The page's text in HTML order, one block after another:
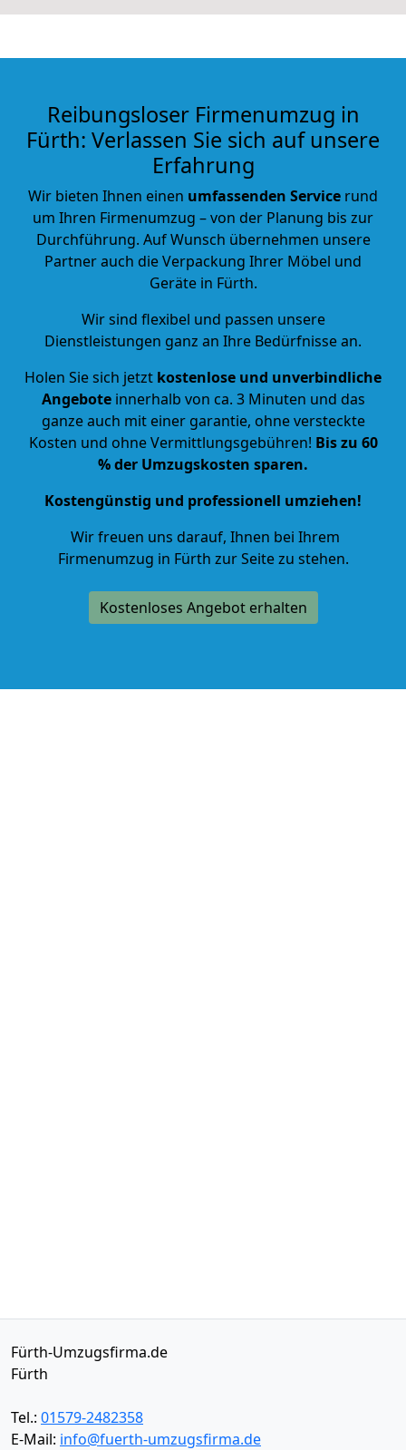
Reibungsloser Firmenumzug in
Fürth: Verlassen Sie sich auf unsere
Erfahrung
Wir bieten Ihnen einen umfassenden Service rund
um Ihren Firmenumzug – von der Planung bis zur
Durchführung. Auf Wunsch übernehmen unsere
Partner auch die Verpackung Ihrer Möbel und
Geräte in Fürth.
Wir sind flexibel und passen unsere
Dienstleistungen ganz an Ihre Bedürfnisse an.
Holen Sie sich jetzt kostenlose und unverbindliche
Angeboteinnerhalb von ca. 3 Minuten und das
ganze auch mit einer garantie, ohne versteckte
Kosten und ohne Vermittlungsgebühren! Bis zu 60
% der Umzugskosten sparen.
Kostengünstig und professionell umziehen!
Wir freuen uns darauf, Ihnen bei Ihrem
Firmenumzug in Fürth zur Seite zu stehen.
Kostenloses Angebot erhalten
Fürth-Umzugsfirma.de
Fürth
Tel.: 01579-2482358
E-Mail: info@fuerth-umzugsfirma.de